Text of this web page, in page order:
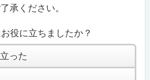
承ください。
役に立ちましたか？
った